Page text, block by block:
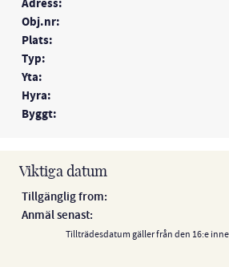
Adress:
Obj.nr:
Plats:
Typ:
Yta:
Hyra:
Byggt:
Viktiga datum
Tillgänglig from:
Anmäl senast:
Tillträdesdatum gäller från den 16:e